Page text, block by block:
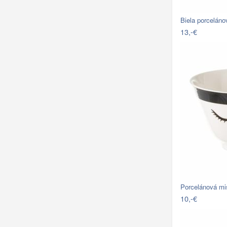
Biela
13,-€
Porcelánová
10,-€